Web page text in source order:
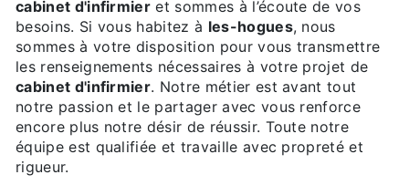
cabinet d'infirmier et sommes à l’écoute de vos
besoins. Si vous habitez à les-hogues, nous
sommes à votre disposition pour vous transmettre
les renseignements nécessaires à votre projet de
cabinet d'infirmier. Notre métier est avant tout
notre passion et le partager avec vous renforce
encore plus notre désir de réussir. Toute notre
équipe est qualifiée et travaille avec propreté et
rigueur.